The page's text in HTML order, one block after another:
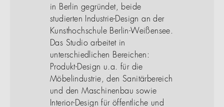
in Berlin gegründet, beide
studierten Industrie-Design an der
Kunsthochschule Berlin-Weißensee.
Das Studio arbeitet in
unterschiedlichen Bereichen:
Produkt-Design u.a. für die
Möbelindustrie, den Sanitärbereich
und den Maschinenbau sowie
Interior-Design für öffentliche und